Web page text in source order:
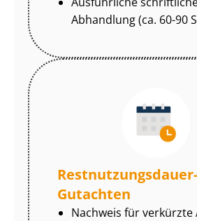
Abhandlung (ca. 60-90
Rest­nut­zungs­dau­er-
Gutachten
Nachweis für verkürzte